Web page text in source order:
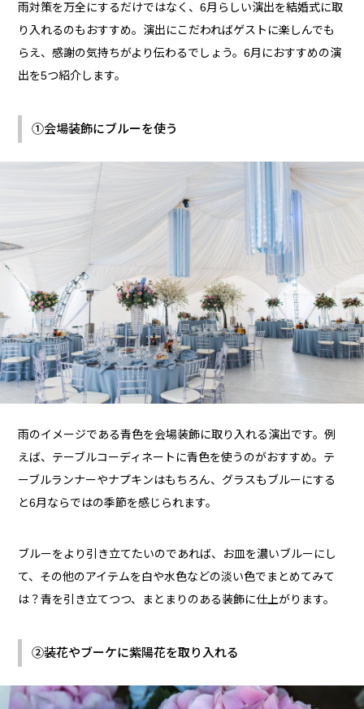
雨対策を万全にするだけではなく、6月らしい演出を結婚式に取
り入れるのもおすすめ。演出にこだわればゲストに楽しんでも
らえ、感謝の気持ちがより伝わるでしょう。6月におすすめの演
出を5つ紹介します。
①会場装飾にブルーを使う
雨のイメージである青色を会場装飾に取り入れる演出です。例
えば、テーブルコーディネートに青色を使うのがおすすめ。テ
ーブルランナーやナプキンはもちろん、グラスもブルーにする
と6月ならではの季節を感じられます。
ブルーをより引き立てたいのであれば、お皿を濃いブルーにし
て、その他のアイテムを白や水色などの淡い色でまとめてみて
は？青を引き立てつつ、まとまりのある装飾に仕上がります。
②装花やブーケに紫陽花を取り入れる